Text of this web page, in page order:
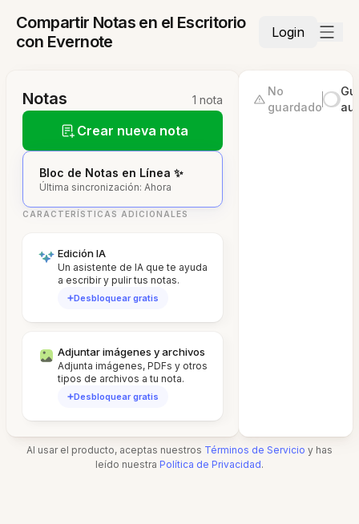
Compartir Notas en el Escritorio
con Evernote
Login
Notas 1 nota
Crear nueva nota
Bloc de Notas en Línea ✨
Última sincronización: Ahora
CARACTERÍSTICAS ADICIONALES
Edición IA
Un asistente de IA que te ayuda
a escribir y pulir tus notas.
Desbloquear gratis
Adjuntar imágenes y archivos
Adjunta imágenes, PDFs y otros
tipos de archivos a tu nota.
Desbloquear gratis
No
guardado
Al usar el producto, aceptas nuestros Términos de Servicio y has
leído nuestra Política de Privacidad.